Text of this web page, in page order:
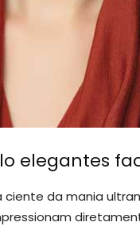
elegantes
ciente da mania